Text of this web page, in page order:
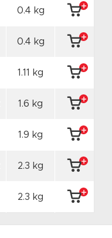
0.4 kg
0.4 kg
1.11 kg
1.6 kg
1.9 kg
2.3 kg
2.3 kg